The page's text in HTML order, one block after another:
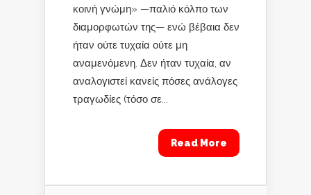
κοινή γνώμη» —παλιό κόλπο των
διαμορφωτών της— ενώ βέβαια δεν
ήταν ούτε τυχαία ούτε μη
αναμενόμενη. Δεν ήταν τυχαία, αν
αναλογιστεί κανείς πόσες ανάλογες
τραγωδίες (τόσο σε...
Read More